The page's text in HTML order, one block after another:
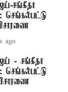
சங்கீதா
செங்கல்பட்டு
ago
- சங்கீதா
செங்கல்பட்டு